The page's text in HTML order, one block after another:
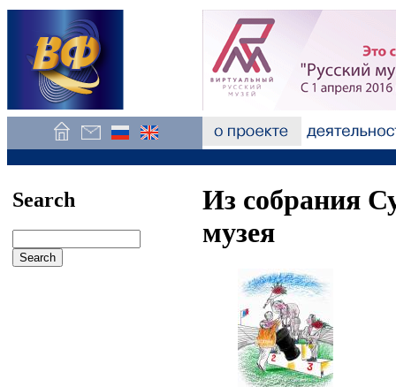
Search
Из собрания
музея